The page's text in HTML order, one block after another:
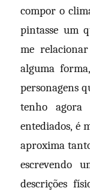
compor o
pintasse um
me
alguma
personagens
tenho agora
entediados, é
aproxima
escrevendo
descrições